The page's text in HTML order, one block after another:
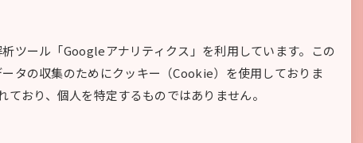
ツール「Googleアナリティクス」を利用しています。この
タの収集のためにクッキー（Cookie）を使用しておりま
おり、個人を特定するものではありません。